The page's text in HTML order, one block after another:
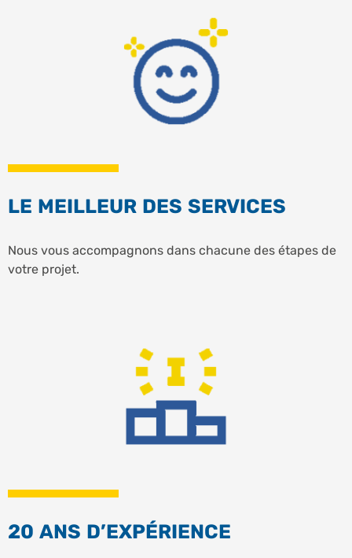
LE MEILLEUR DES SERVICES
Nous vous accompagnons dans chacune des étapes de
votre projet.
20 ANS D’EXPÉRIENCE